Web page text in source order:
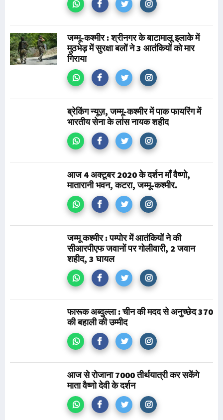
जम्मू-कश्मीर : श्रीनगर के बाटामालू इलाके में
मुठभेड़ में सुरक्षा बलों ने 3 आतंकियों को मार
गिराया
ब्रेकिंग न्यूज़, जम्मू-कश्मीर में पाक फायरिंग में
भारतीय सेना के लांस नायक शहीद
आज 4 अक्टूबर 2020 के दर्शन माँ वैष्णो,
मातारानी भवन, कटरा, जम्मू-कश्मीर.
जम्मू कश्मीर : पम्पोर में आतंकियों ने की
सीआरपीएफ जवानों पर गोलीवारी, 2 जवान
शहीद, 3 घायल
फारूक अब्दुल्ला : चीन की मदद से अनुच्छेद 370
की बहाली की उम्मीद
आज से रोजाना 7000 तीर्थयात्री कर सकेंगे
माता वैष्णो देवी के दर्शन